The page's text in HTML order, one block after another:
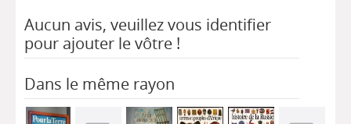
Aucun avis, veuillez vous identifier
pour ajouter le vôtre !
Dans le même rayon